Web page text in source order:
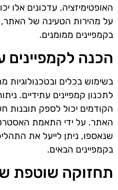
האופטימיזציה. עדכונים אלו
על מהירות הטעינה של
בקמפיינים ממומנים.
הכנה לקמפיינים
בשימוש בכלים
לתכנון קמפיינים עתידיים.
הקודמים יכול לספק תובנות
האתר. על ידי התאמת
שנאספו, ניתן לייעל את
בקמפיינים הבאים.
תחזוקה שוטפת